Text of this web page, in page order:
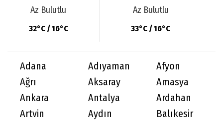
Az Bulutlu
32°C / 16°C
Az Bulutlu
33°C / 16°C
Adana Adıyaman
Afyon
Ağrı
Aksaray
Amasya
Ankara
Antalya
Ardahan
Artvin
Aydın
Balıkesir